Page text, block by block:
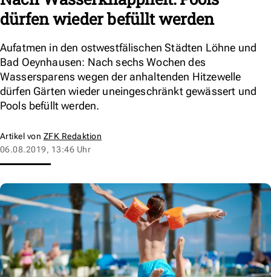
dürfen wieder befüllt werden
Aufatmen in den ostwestfälischen Städten Löhne und
Bad Oeynhausen: Nach sechs Wochen des
Wassersparens wegen der anhaltenden Hitzewelle
dürfen Gärten wieder uneingeschränkt gewässert und
Pools befüllt werden.
Artikel von ZFK Redaktion
06.08.2019, 13:46 Uhr